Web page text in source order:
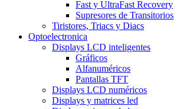
Fast y UltraFast Recovery
Supresores de Transitorios
Tiristores, Triacs y Diacs
Optoelectronica
Displays LCD inteligentes
Gráficos
Alfanuméricos
Pantallas TFT
Displays LCD numéricos
Displays y matrices led